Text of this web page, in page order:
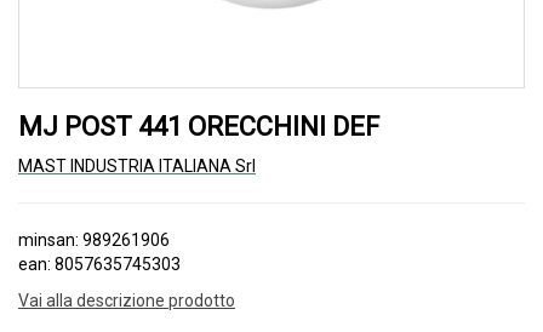
MJ POST 441 ORECCHINI DEF
MAST INDUSTRIA ITALIANA Srl
minsan: 989261906
ean: 8057635745303
Vai alla descrizione prodotto